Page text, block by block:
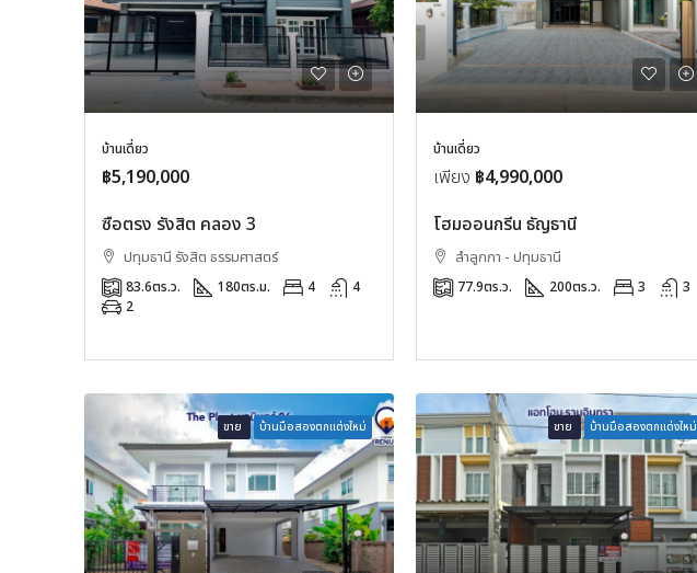
บ้านเดี่ยว
฿5,190,000
ซื่อตรง รังสิต คลอง 3
ปทุมธานี รังสิต ธรรมศาสตร์
83.6ตร.ว. 180ตร.ม. 4
4
2
บ้านเดี่ยว
เพียง ฿4,990,000
โฮมออนกรีน ธัญธานี
ลำลูกกา - ปทุมธานี
77.9ตร.ว. 200ตร.ว. 3 3
ขาย บ้านมือสองตกแต่งใหม่ ขาย บ้านมือสองตกแต่งใหม่